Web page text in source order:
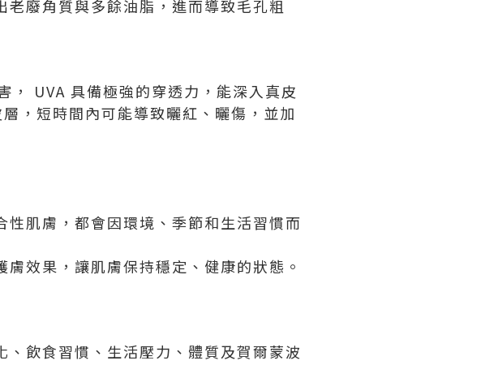
廢角質與多餘油脂，進而導致毛孔粗
， UVA 具備極強的穿透力，能深入真皮
，短時間內可能導致曬紅、曬傷，並加
肌膚，都會因環境、季節和生活習慣而
效果，讓肌膚保持穩定、健康的狀態。
飲食習慣、生活壓力、體質及賀爾蒙波